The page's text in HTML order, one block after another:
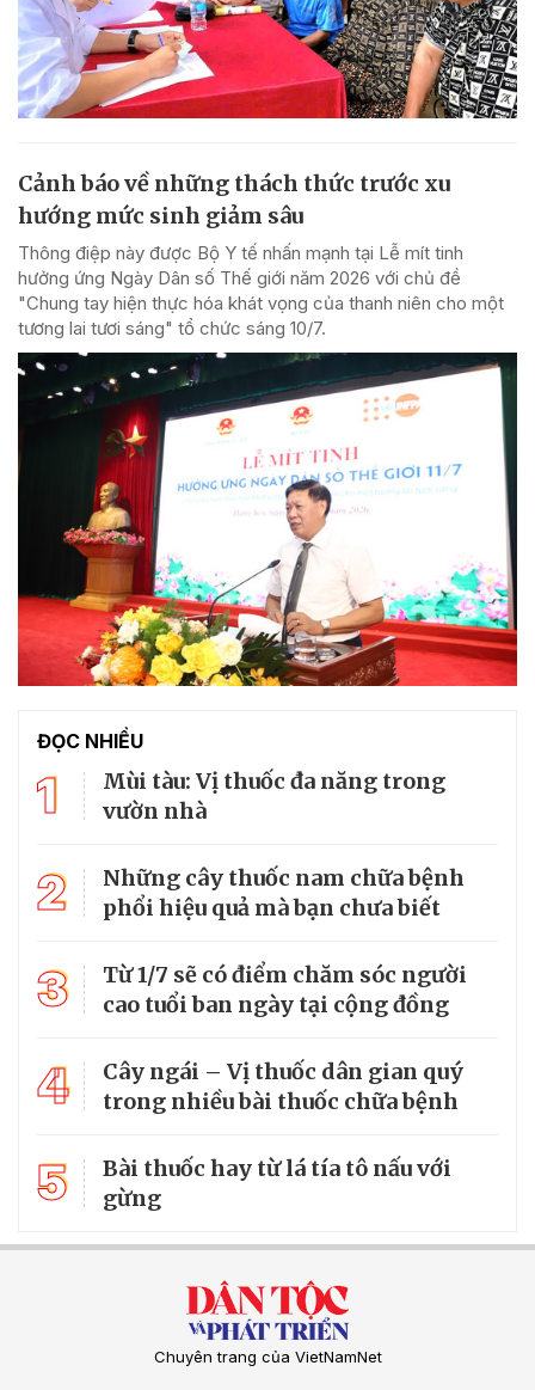
Cảnh báo về những thách thức trước xu
hướng mức sinh giảm sâu
Thông điệp này được Bộ Y tế nhấn mạnh tại Lễ mít tinh
hưởng ứng Ngày Dân số Thế giới năm 2026 với chủ đề
"Chung tay hiện thực hóa khát vọng của thanh niên cho một
tương lai tươi sáng" tổ chức sáng 10/7.
ĐỌC NHIỀU
1
Mùi tàu: Vị thuốc đa năng trong
vườn nhà
2
Những cây thuốc nam chữa bệnh
phổi hiệu quả mà bạn chưa biết
3
Từ 1/7 sẽ có điểm chăm sóc người
cao tuổi ban ngày tại cộng đồng
4
Cây ngái – Vị thuốc dân gian quý
trong nhiều bài thuốc chữa bệnh
5
Bài thuốc hay từ lá tía tô nấu với
gừng
Chuyên trang của VietNamNet